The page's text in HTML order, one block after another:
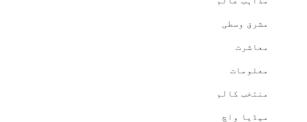
مشرق وسطی
معاشرت
معلومات
منتخب کالم
میڈیا واچ